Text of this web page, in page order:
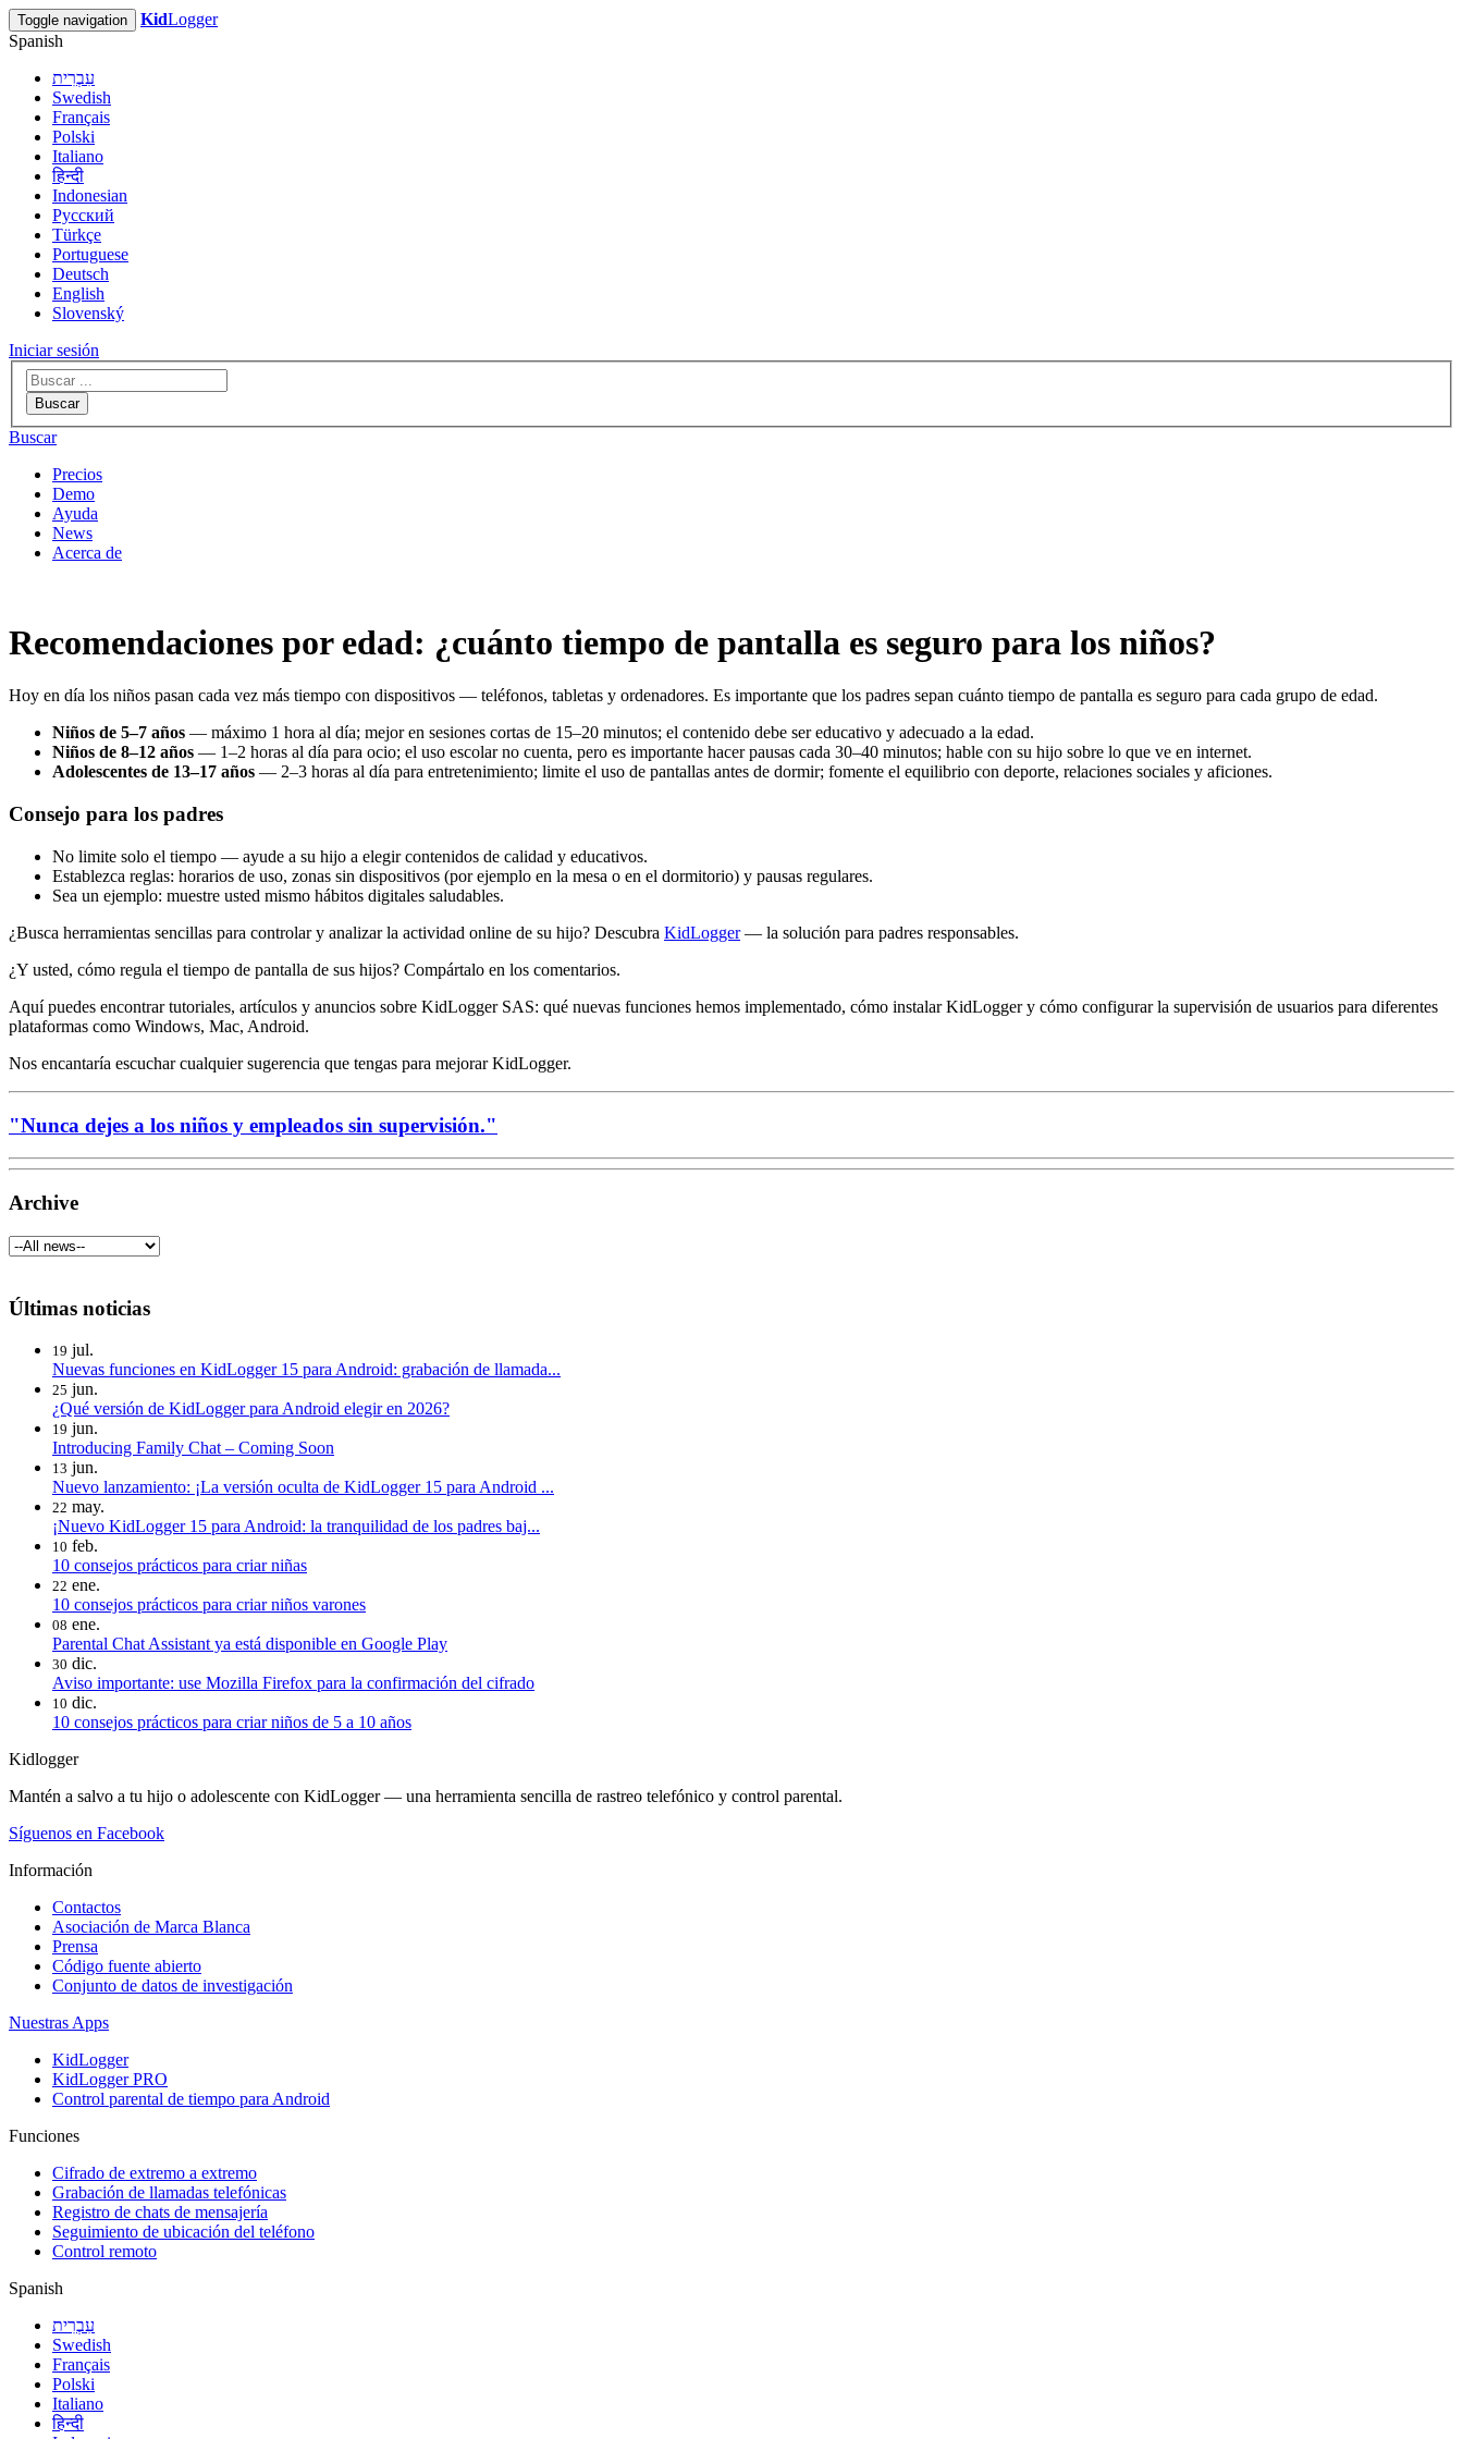
Toggle navigation KidLogger
Spanish
עִבְרִית
Swedish
Français
Polski
Italiano
हिन्दी
Indonesian
Русский
Türkçe
Portuguese
Deutsch
English
Slovenský
Iniciar sesión
Buscar
Buscar
Precios
Demo
Ayuda
News
Acerca de
Recomendaciones por edad: ¿cuánto tiempo de pantalla es seguro para los niños?
Hoy en día los niños pasan cada vez más tiempo con dispositivos — teléfonos, tabletas y ordenadores. Es importante que los padres sepan cuánto tiempo de pantalla es seguro para cada grupo de edad.
Niños de 5–7 años — máximo 1 hora al día; mejor en sesiones cortas de 15–20 minutos; el contenido debe ser educativo y adecuado a la edad.
Niños de 8–12 años — 1–2 horas al día para ocio; el uso escolar no cuenta, pero es importante hacer pausas cada 30–40 minutos; hable con su hijo sobre lo que ve en internet.
Adolescentes de 13–17 años — 2–3 horas al día para entretenimiento; limite el uso de pantallas antes de dormir; fomente el equilibrio con deporte, relaciones sociales y aficiones.
Consejo para los padres
No limite solo el tiempo — ayude a su hijo a elegir contenidos de calidad y educativos.
Establezca reglas: horarios de uso, zonas sin dispositivos (por ejemplo en la mesa o en el dormitorio) y pausas regulares.
Sea un ejemplo: muestre usted mismo hábitos digitales saludables.
¿Busca herramientas sencillas para controlar y analizar la actividad online de su hijo? Descubra KidLogger— la solución para padres responsables.
¿Y usted, cómo regula el tiempo de pantalla de sus hijos? Compártalo en los comentarios.
Aquí puedes encontrar tutoriales, artículos y anuncios sobre KidLogger SAS: qué nuevas funciones hemos implementado, cómo instalar KidLogger y cómo configurar la supervisión de usuarios para diferentes
plataformas como Windows, Mac, Android.
Nos encantaría escuchar cualquier sugerencia que tengas para mejorar KidLogger.
"Nunca dejes a los niños y empleados sin supervisión."
Archive
Últimas noticias
19 jul.
Nuevas funciones en KidLogger 15 para Android: grabación de llamada...
25 jun.
¿Qué versión de KidLogger para Android elegir en 2026?
19 jun.
Introducing Family Chat – Coming Soon
13 jun.
Nuevo lanzamiento: ¡La versión oculta de KidLogger 15 para Android ...
22 may.
¡Nuevo KidLogger 15 para Android: la tranquilidad de los padres baj...
10 feb.
10 consejos prácticos para criar niñas
22 ene.
10 consejos prácticos para criar niños varones
08 ene.
Parental Chat Assistant ya está disponible en Google Play
30 dic.
Aviso importante: use Mozilla Firefox para la confirmación del cifrado
10 dic.
10 consejos prácticos para criar niños de 5 a 10 años
Kidlogger
Mantén a salvo a tu hijo o adolescente con KidLogger — una herramienta sencilla de rastreo telefónico y control parental.
Síguenos en Facebook
Información
Contactos
Asociación de Marca Blanca
Prensa
Código fuente abierto
Conjunto de datos de investigación
Nuestras Apps
KidLogger
KidLogger PRO
Control parental de tiempo para Android
Funciones
Cifrado de extremo a extremo
Grabación de llamadas telefónicas
Registro de chats de mensajería
Seguimiento de ubicación del teléfono
Control remoto
Spanish
עִבְרִית
Swedish
Français
Polski
Italiano
हिन्दी